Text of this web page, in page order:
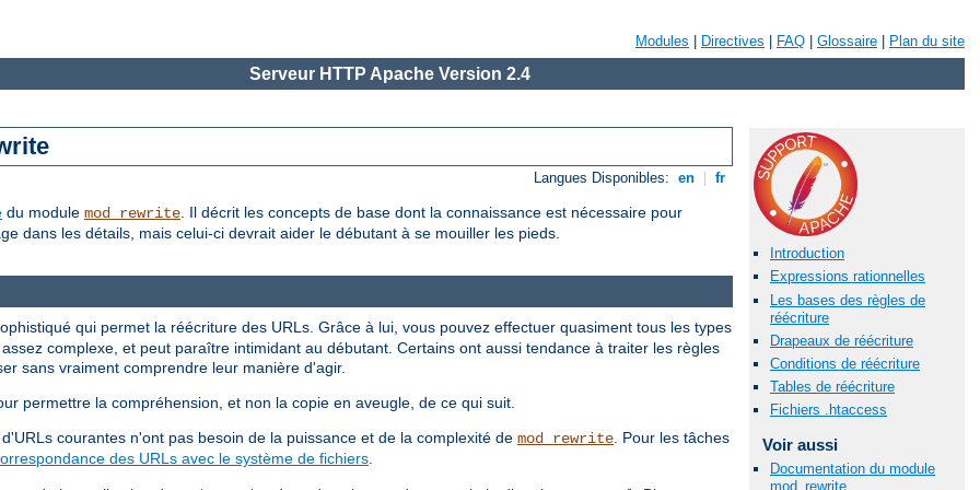
Modules Directives FAQ Glossaire Plan du site
Serveur HTTP Apache Version 2.4
Langues Disponibles: en fr
du module mod_rewrite. Il décrit les concepts de base dont la connaissance est nécessaire pour
dans les détails, mais celui-ci devrait aider le débutant à se mouiller les pieds.
Introduction
Expressions rationnelles
Les bases des règles de
réécriture
Drapeaux de réécriture
Conditions de réécriture
Tables de réécriture
Fichiers .htaccess
Voir aussi
Documentation du module
mod_rewrite
qui permet la réécriture des URLs. Grâce à lui, vous pouvez effectuer quasiment tous les types
complexe, et peut paraître intimidant au débutant. Certains ont aussi tendance à traiter les règles
sans vraiment comprendre leur manière d'agir.
permettre la compréhension, et non la copie en aveugle, de ce qui suit.
courantes n'ont pas besoin de la puissance et de la complexité de mod_rewrite . Pour les tâches
des URLs avec le système de fichiers